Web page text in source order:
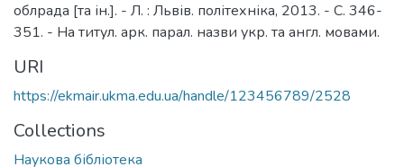
облрада [та ін.]. - Л. : Львів. політехніка, 2013. - С. 346-
351. - На титул. арк. парал. назви укр. та англ. мовами.
URI
https://ekmair.ukma.edu.ua/handle/123456789/2528
Collections
Наукова бібліотека